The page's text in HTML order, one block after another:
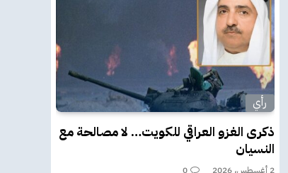
رأي
ذكرى الغزو العراقي للكويت… لا مصالحة مع
النسيان
2 أغسطس، 2026 0